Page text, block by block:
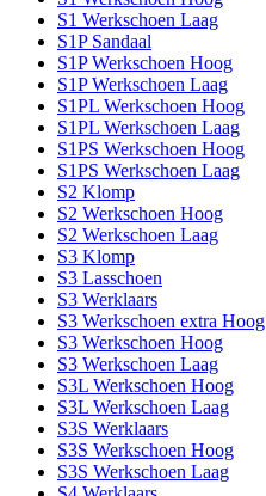
S1 Werkschoen Laag
S1P Sandaal
S1P Werkschoen Hoog
S1P Werkschoen Laag
S1PL Werkschoen Hoog
S1PL Werkschoen Laag
S1PS Werkschoen Hoog
S1PS Werkschoen Laag
S2 Klomp
S2 Werkschoen Hoog
S2 Werkschoen Laag
S3 Klomp
S3 Lasschoen
S3 Werklaars
S3 Werkschoen extra Hoog
S3 Werkschoen Hoog
S3 Werkschoen Laag
S3L Werkschoen Hoog
S3L Werkschoen Laag
S3S Werklaars
S3S Werkschoen Hoog
S3S Werkschoen Laag